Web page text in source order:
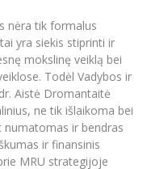
nėra tik formalus
yra siekis stiprinti ir
mokslinę veiklą bei
Todėl Vadybos ir
Aistė Dromantaitė
ne tik išlaikoma bei
ir bendras
ir finansinis
MRU strategijoje